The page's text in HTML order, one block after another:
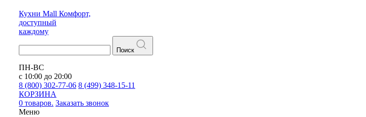
Кухни Mall Комфорт,
доступный
каждому
Поиск
ПН-ВС
с 10:00 до 20:00
8 (800) 302-77-06 8 (499) 348-15-11
КОРЗИНА
0 товаров. Заказать звонок
Меню